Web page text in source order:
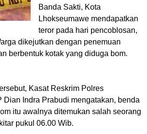
Banda Sakti, Kota
Lhokseumawe mendapatkan
teror pada hari pencoblosan,
dikejutkan dengan penemuan
berbentuk kotak yang diduga bom.
Kasat Reskrim Polres
Dian Indra Prabudi mengatakan, benda
itu awalnya ditemukan salah seorang
pukul 06.00 Wib.